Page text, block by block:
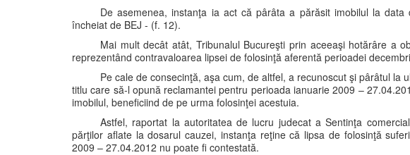
De asemenea, instanţa ia act că pârâta a părăsit imobilul la data
încheiat de BEJ - (f. 12).
Mai mult decât atât, Tribunalul Bucureşti prin aceeaşi hotărâre a
reprezentând contravaloarea lipsei de folosinţă aferentă perioadei
Pe cale de consecinţă, aşa cum, de altfel, a recunoscut şi pârâtul la
titlu care să-l opună reclamantei pentru perioada ianuarie 2009 –
imobilul, beneficiind de pe urma folosinţei acestuia.
Astfel, raportat la autoritatea de lucru judecat a Sentinţa
părţilor aflate la dosarul cauzei, instanţa reţine că lipsa de folosinţă
2009 – 27.04.2012 nu poate fi contestată.